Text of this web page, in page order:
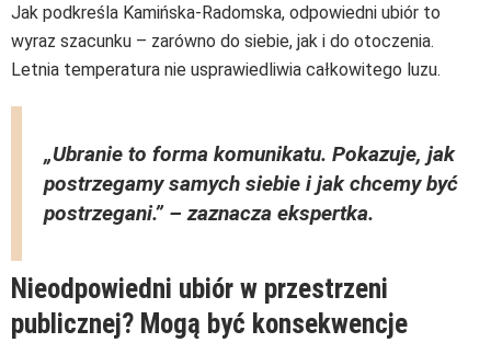
Jak podkreśla Kamińska-Radomska, odpowiedni ubiór to
wyraz szacunku – zarówno do siebie, jak i do otoczenia.
Letnia temperatura nie usprawiedliwia całkowitego luzu.
„Ubranie to forma komunikatu. Pokazuje, jak
postrzegamy samych siebie i jak chcemy być
postrzegani.”– zaznacza ekspertka.
Nieodpowiedni ubiór w przestrzeni
publicznej? Mogą być konsekwencje